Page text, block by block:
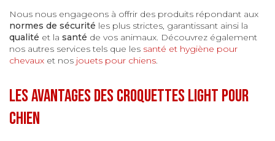
Nous nous engageons à offrir des produits répondant aux
normes de sécurité les plus strictes, garantissant ainsi la
qualité et la santé de vos animaux. Découvrez également
nos autres services tels que les santé et hygiène pour
chevaux et nos jouets pour chiens.
Les avantages des croquettes light pour
chien